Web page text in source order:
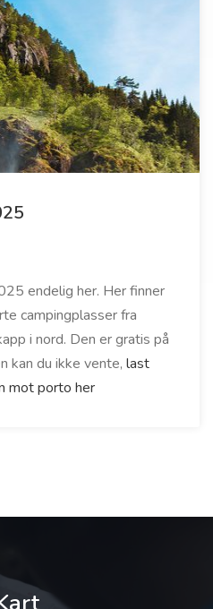
endelig her. Her finner
campingplasser fra
i nord. Den er gratis på
kan du ikke vente, last
mot porto her